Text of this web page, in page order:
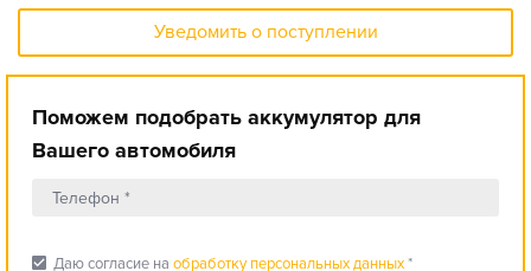
Уведомить о поступлении
Поможем подобрать аккумулятор для
Вашего автомобиля
check_box Даю согласие на обработку персональных данных*